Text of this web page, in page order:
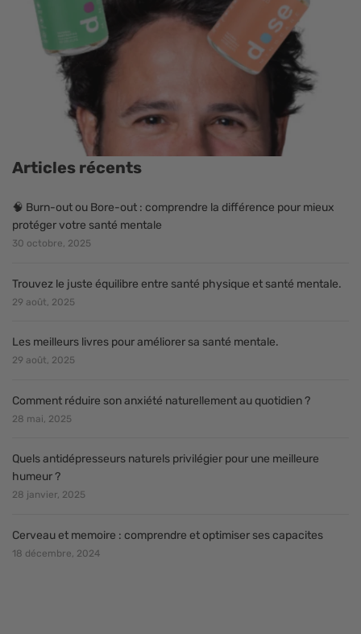
Articles récents
🧠 Burn-out ou Bore-out : comprendre la différence pour mieux
protéger votre santé mentale
30 octobre, 2025
Trouvez le juste équilibre entre santé physique et santé mentale.
29 août, 2025
Les meilleurs livres pour améliorer sa santé mentale.
29 août, 2025
Comment réduire son anxiété naturellement au quotidien ?
28 mai, 2025
Quels antidépresseurs naturels privilégier pour une meilleure
humeur ?
28 janvier, 2025
Cerveau et memoire : comprendre et optimiser ses capacites
18 décembre, 2024